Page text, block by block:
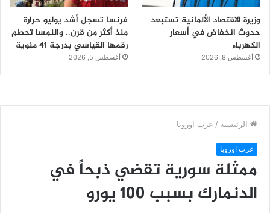
وزيرة الاقتصاد الألمانية تستبعد
حدوث انخفاض في أسعار
الكهرباء
أغسطس 8, 2026
فرنسا تسجل أشد يوليو حرارة
منذ أكثر من قرن.. والنمسا تحطم
رقمها القياسي بدرجة 41 مئوية
أغسطس 5, 2026